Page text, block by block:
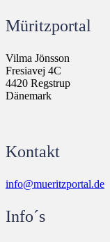
Müritzportal
Vilma Jönsson
Fresiavej 4C
4420 Regstrup
Dänemark
Kontakt
info@mueritzportal.de
Info´s